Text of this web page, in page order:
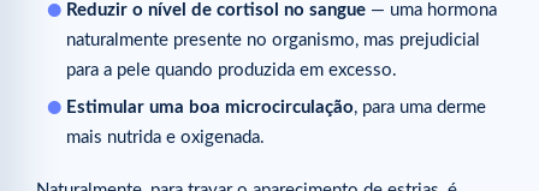
Reduzir o nível de cortisol no sangue — uma hormona
naturalmente presente no organismo, mas prejudicial
para a pele quando produzida em excesso.
Estimular uma boa microcirculação, para uma derme
mais nutrida e oxigenada.